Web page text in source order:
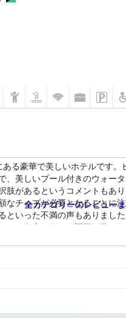
る豪華で美しいホテルです
美しいプール付きのウォ
があるというコメントもあ
チップが必要となることに
いった不満の声もありま
という声もあり、評価が分
に立たないという意見があ
ィが豊富で、家族連れには
ティと素晴らしいサービス
全カテゴリーのレビュー